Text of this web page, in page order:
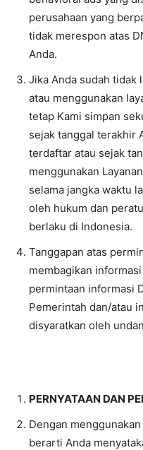
perusahaan yang
tidak merespon atas
Anda.
Jika Anda sudah tidak
atau menggunakan
tetap Kami simpan
sejak tanggal terakhir
terdaftar atau sejak
menggunakan
selama jangka waktu
oleh hukum dan
berlaku di Indonesia.
Tanggapan atas
membagikan
permintaan informasi
Pemerintah dan/atau
disyaratkan oleh
PERNYATAAN DAN
Dengan
berarti Anda